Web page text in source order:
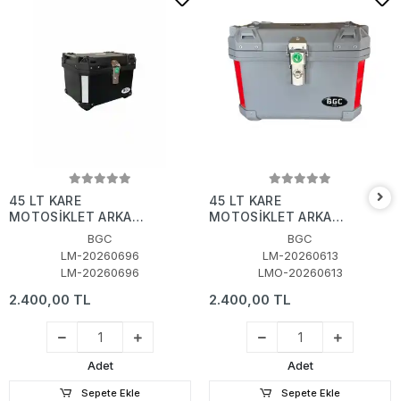
45 LT KARE
MOTOSİKLET ARKA
ÇANTA SİYAHBGC
LM-20260696
LM-20260696
2.400,00 TL
Adet
Sepete Ekle
45 LT KARE
MOTOSİKLET ARKA
BGC
LM-20260613
LMO-20260613
2.400,00 TL
Adet
Sepete Ekle